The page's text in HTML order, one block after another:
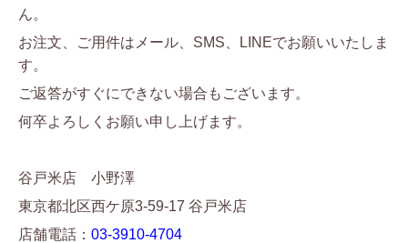
ん。
お注文、ご用件はメール、SMS、LINEでお願いいたしま
す。
ご返答がすぐにできない場合もございます。
何卒よろしくお願い申し上げます。
谷戸米店 小野澤
東京都北区西ケ原3-59-17 谷戸米店
店舗電話： 03-3910-4704